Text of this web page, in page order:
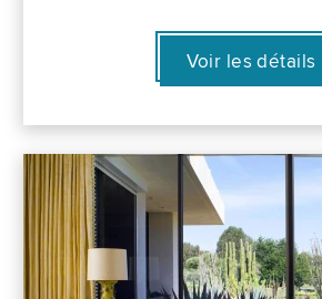
Voir les détails